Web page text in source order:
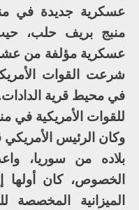
عسكرية جديدة في
منبج بريف حلب،
عسكرية مؤلفة من
شرعت القوات
في محيط قرية
للقوات الأمريكية في
وكان الرئيس
بلاده من سوريا،
الخصوص، كان أولها
الميزانية المخصصة